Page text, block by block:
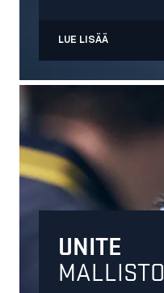
LUE LISÄÄ
UNITE
MALLISTO